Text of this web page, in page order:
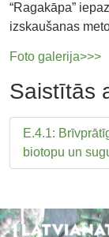
“Ragakāpa”
izskaušanas
Foto galerija>>>
Saistītās
E.4.1:
biotopu un